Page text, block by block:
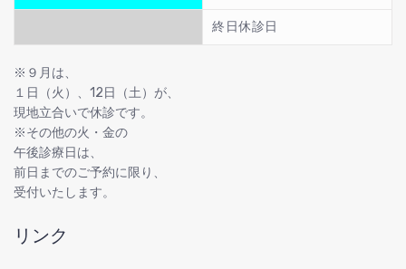
終日休診日
※９月は、
１日（火）、12日（土）が、
現地立合いで休診です。
※その他の火・金の
午後診療日は、
前日までのご予約に限り、
受付いたします。
リンク